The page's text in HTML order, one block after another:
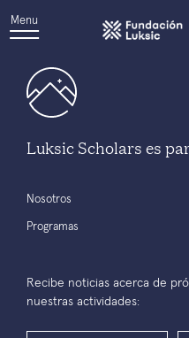
Menu
Luksic Scholars es
Nosotros
Programas
Recibe noticias acerca de
nuestras actividades: